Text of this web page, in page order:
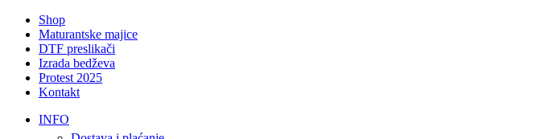
Shop
Maturantske majice
DTF preslikači
Izrada bedževa
Protest 2025
Kontakt
INFO